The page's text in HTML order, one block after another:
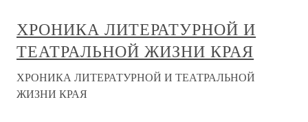
ХРОНИКА ЛИТЕРАТУРНОЙ И
ТЕАТРАЛЬНОЙ ЖИЗНИ КРАЯ
ХРОНИКА ЛИТЕРАТУРНОЙ И ТЕАТРАЛЬНОЙ
ЖИЗНИ КРАЯ